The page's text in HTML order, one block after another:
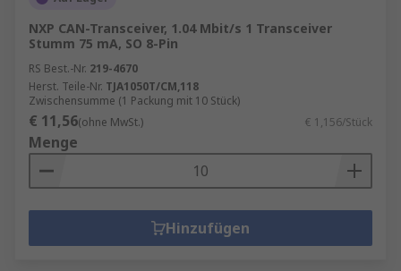
NXP CAN-Transceiver, 1.04 Mbit/s 1 Transceiver
Stumm 75 mA, SO 8-Pin
RS Best.-Nr. 219-4670
Herst. Teile-Nr. TJA1050T/CM,118
Zwischensumme (1 Packung mit 10 Stück)
€ 11,56(ohne MwSt.) € 1,156/Stück
Menge
Hinzufügen